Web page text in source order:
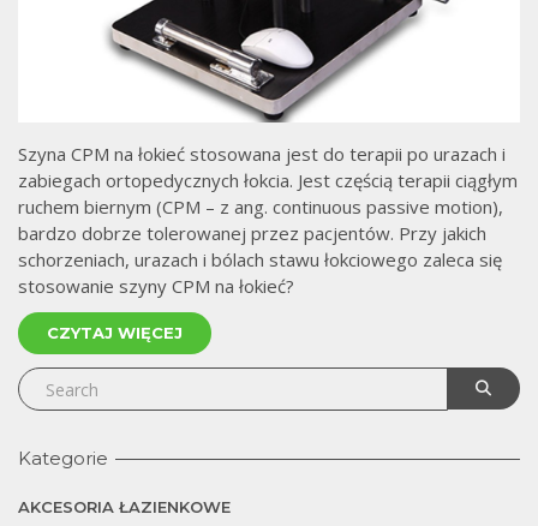
Szyna CPM na łokieć stosowana jest do terapii po urazach i
zabiegach ortopedycznych łokcia. Jest częścią terapii ciągłym
ruchem biernym (CPM – z ang. continuous passive motion),
bardzo dobrze tolerowanej przez pacjentów. Przy jakich
schorzeniach, urazach i bólach stawu łokciowego zaleca się
stosowanie szyny CPM na łokieć?
CZYTAJ WIĘCEJ
Kategorie
AKCESORIA ŁAZIENKOWE